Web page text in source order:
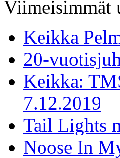
Viimeisimmät
Keikka
20-
Keikka:
7.12.2019
Tail Lights
Noose In